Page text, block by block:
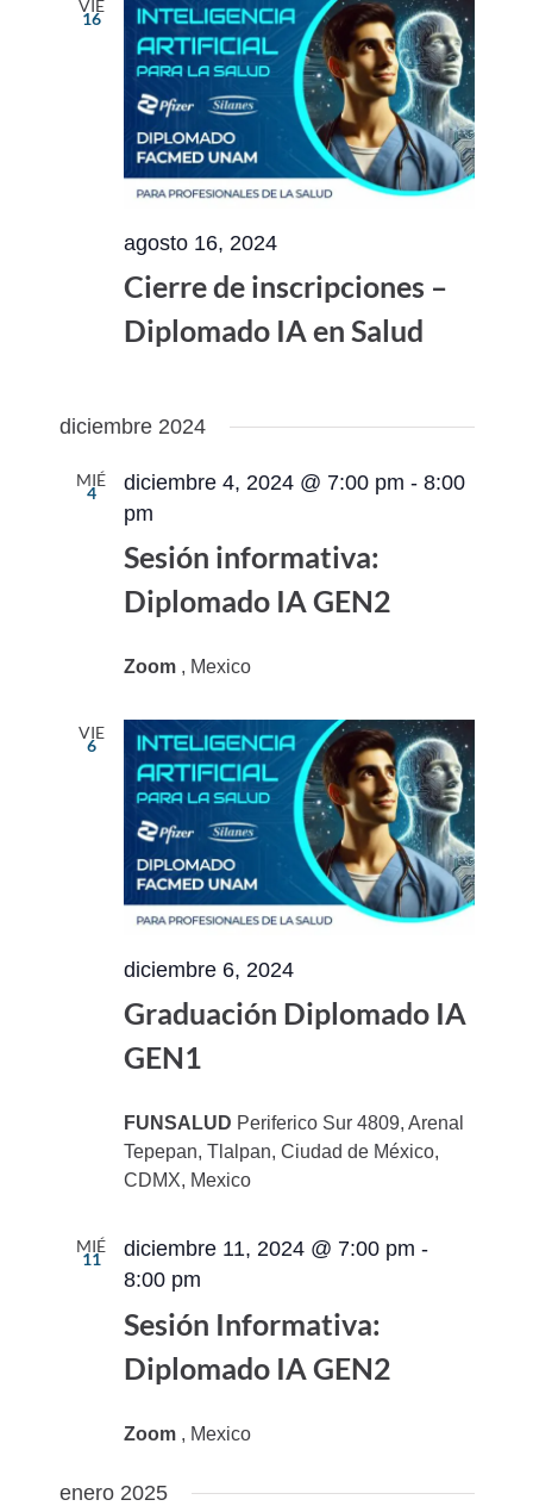
VIE
16
agosto 16, 2024
Cierre de inscripciones –
Diplomado IA en Salud
diciembre 2024
MIÉ
4 diciembre 4, 2024 @ 7:00 pm - 8:00
pm
Sesión informativa:
Diplomado IA GEN2
Zoom , Mexico
VIE
6
diciembre 6, 2024
Graduación Diplomado IA
GEN1
FUNSALUD Periferico Sur 4809, Arenal
Tepepan, Tlalpan, Ciudad de México,
CDMX, Mexico
MIÉ
11 diciembre 11, 2024 @ 7:00 pm -
8:00 pm
Sesión Informativa:
Diplomado IA GEN2
Zoom , Mexico
enero 2025